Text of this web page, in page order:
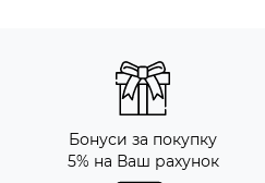
Бонуси за покупку
5% на Ваш рахунок